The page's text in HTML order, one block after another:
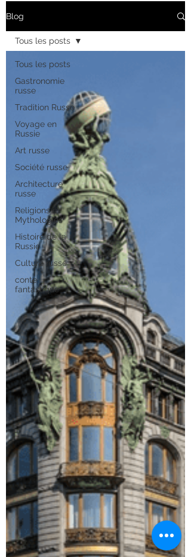
Blog
Tous les posts
Gastronomie
russe
Tradition Russe
Voyage en
Russie
Art russe
Société russe
Architecture
russe
Religions et
Mythologies
Histoire de la
Russie
Culture russe
conte
fantastique
Tous les posts